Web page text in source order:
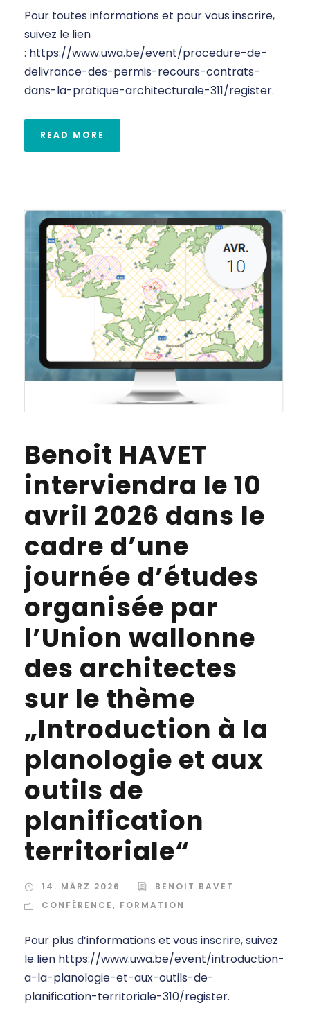
Pour toutes informations et pour vous inscrire,
suivez le lien
: https://www.uwa.be/event/procedure-de-
delivrance-des-permis-recours-contrats-
dans-la-pratique-architecturale-311/register.
READ MORE
Benoit HAVET
interviendra le 10
avril 2026 dans le
cadre d’une
journée d’études
organisée par
l’Union wallonne
des architectes
sur le thème
„Introduction à la
planologie et aux
outils de
planification
territoriale“
14. MÄRZ 2026
BENOIT BAVET
CONFÉRENCE, FORMATION
Pour plus d’informations et vous inscrire, suivez
le lien https://www.uwa.be/event/introduction-
a-la-planologie-et-aux-outils-de-
planification-territoriale-310/register.